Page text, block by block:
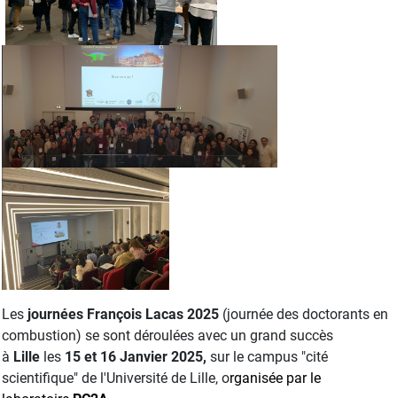
Les journées François Lacas 2025 (journée des doctorants en
combustion) se sont déroulées avec un grand succès
à Lille les 15 et 16 Janvier 2025, sur le campus "cité
scientifique" de l'Université de Lille, organisée par le